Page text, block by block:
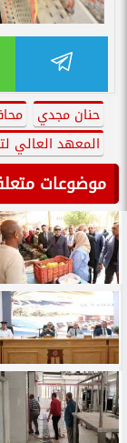
حنان مجدي
المعهد العالي
موضوعات